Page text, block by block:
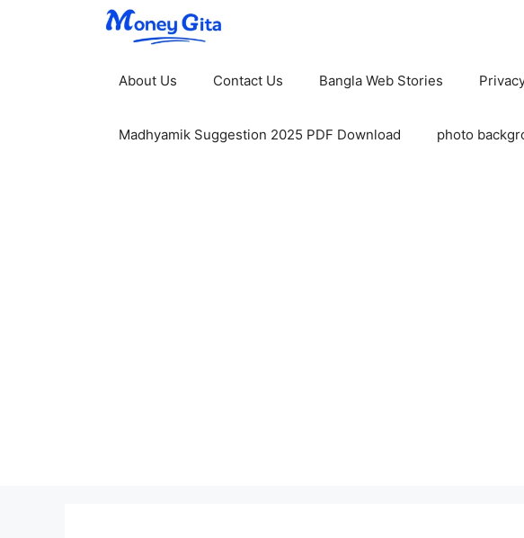
About Us Contact Us Bangla Web Stories
Madhyamik Suggestion 2025 PDF Download photo